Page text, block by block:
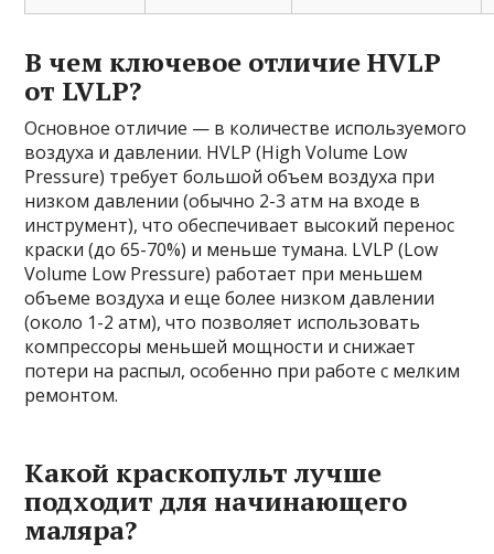
В чем ключевое отличие HVLP
от LVLP?
Основное отличие — в количестве используемого
воздуха и давлении. HVLP (High Volume Low
Pressure) требует большой объем воздуха при
низком давлении (обычно 2-3 атм на входе в
инструмент), что обеспечивает высокий перенос
краски (до 65-70%) и меньше тумана. LVLP (Low
Volume Low Pressure) работает при меньшем
объеме воздуха и еще более низком давлении
(около 1-2 атм), что позволяет использовать
компрессоры меньшей мощности и снижает
потери на распыл, особенно при работе с мелким
ремонтом.
Какой краскопульт лучше
подходит для начинающего
маляра?